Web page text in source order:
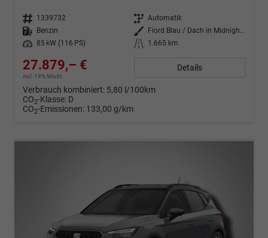
Fahrzeugnr. 1339732 Getriebe Automatik
Kraftstoff
Benzin Außenfarbe
Fiord Blau / Dach in Midnight Schwarz Metallic
Leistung
85 kW (116 PS) Kilometerstand 1.665 km
27.879,– €
incl. 19% MwSt.
Details
Verbrauch kombiniert: 5,80 l/100km
CO2-Klasse: D
CO2-Emissionen: 133,00 g/km